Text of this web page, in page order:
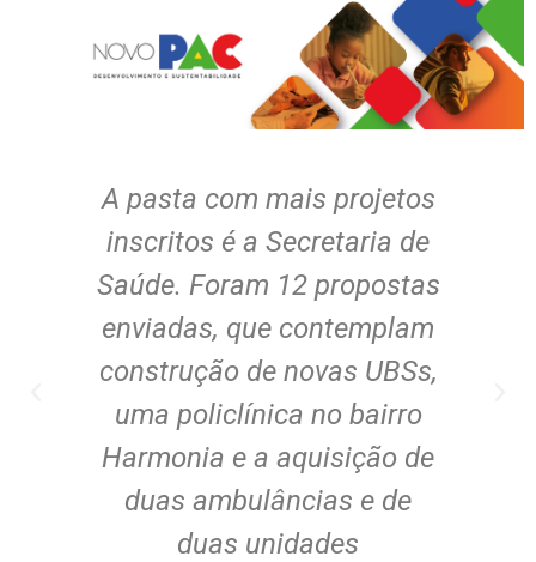
A pasta com mais projetos
inscritos é a Secretaria de
Saúde. Foram 12 propostas
enviadas, que contemplam
construção de novas UBSs,
uma policlínica no bairro
Harmonia e a aquisição de
duas ambulâncias e de
duas unidades